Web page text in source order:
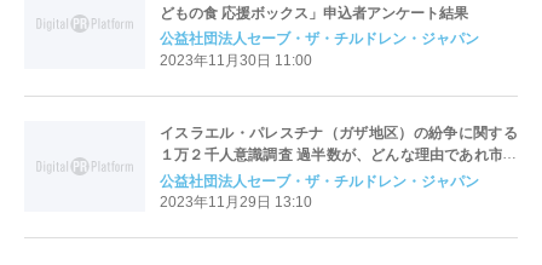
どもの食 応援ボックス」申込者アンケート結果
公益社団法人セーブ・ザ・チルドレン・ジャパン
2023年11月30日 11:00
イスラエル・パレスチナ（ガザ地区）の紛争に関する
１万２千人意識調査 過半数が、どんな理由であれ市民
を紛争に巻き込むことに反対 日本政府に対して「一刻
も早い停戦に向けた外交努力」を期待
公益社団法人セーブ・ザ・チルドレン・ジャパン
2023年11月29日 13:10